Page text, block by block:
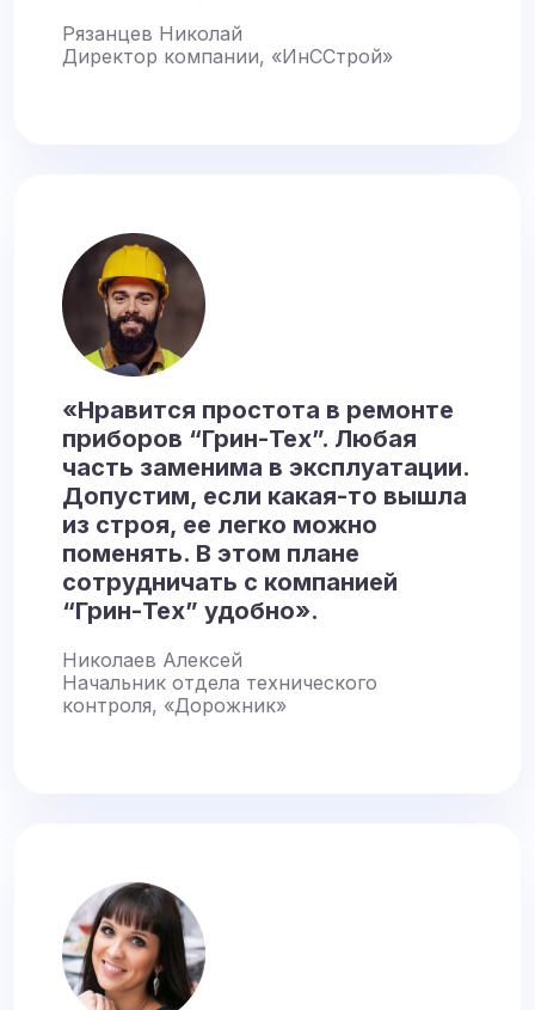
Рязанцев Николай
Директор компании, «ИнССтрой»
«Нравится простота в ремонте
приборов “Грин-Тех”. Любая
часть заменима в эксплуатации.
Допустим, если какая-то вышла
из строя, ее легко можно
поменять. В этом плане
сотрудничать с компанией
“Грин-Тех” удобно».
Николаев Алексей
Начальник отдела технического
контроля, «Дорожник»